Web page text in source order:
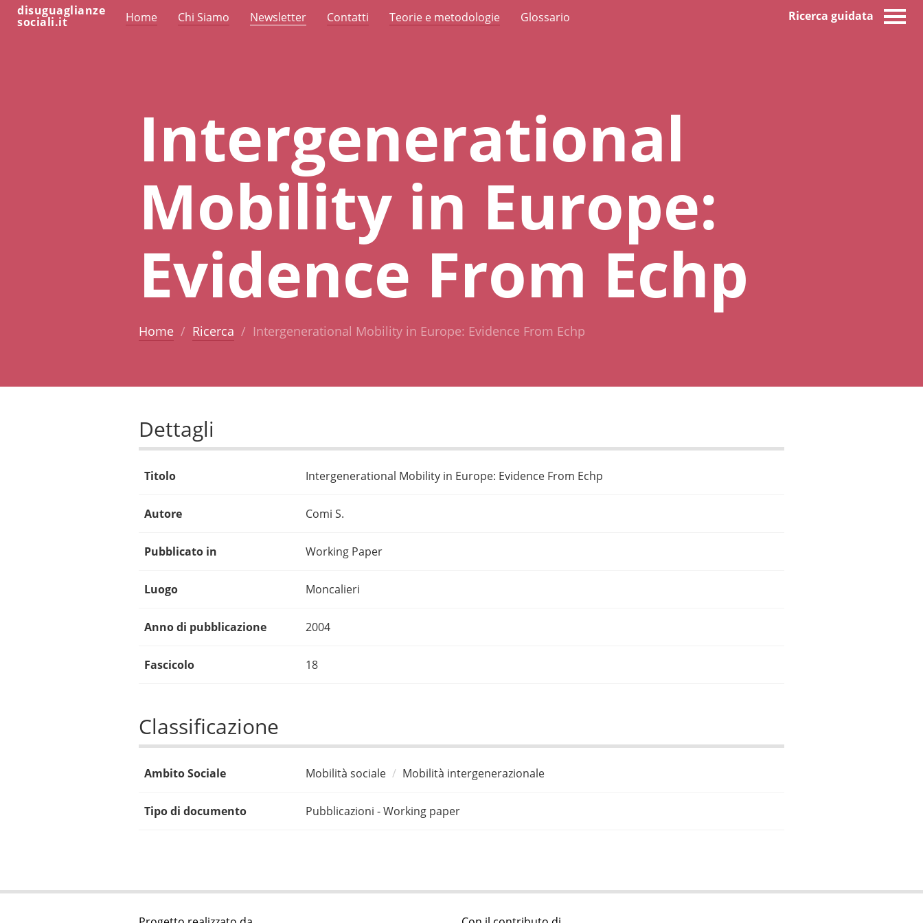
disuguaglianze
sociali.it Home Chi Siamo Newsletter Contatti Teorie e metodologie Glossario Ricerca guidata
Intergenerational
Mobility in Europe:
Evidence From Echp
Home Ricerca Intergenerational Mobility in Europe: Evidence From Echp
Dettagli
Titolo Intergenerational Mobility in Europe: Evidence From Echp
Autore Comi S.
Pubblicato in Working Paper
Luogo Moncalieri
Anno di pubblicazione 2004
Fascicolo 18
Classificazione
Ambito Sociale Mobilità sociale Mobilità intergenerazionale
Tipo di documento Pubblicazioni - Working paper